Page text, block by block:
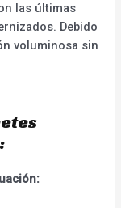
las últimas
Debido
voluminosa sin